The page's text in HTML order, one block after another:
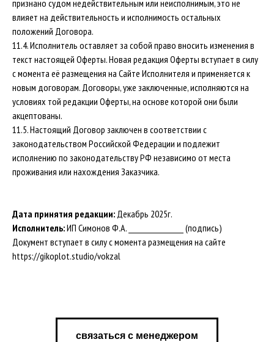
признано судом недействительным или неисполнимым, это не
влияет на действительность и исполнимость остальных
положений Договора.
11.4. Исполнитель оставляет за собой право вносить изменения в
текст настоящей Оферты. Новая редакция Оферты вступает в силу
с момента её размещения на Сайте Исполнителя и применяется к
новым договорам. Договоры, уже заключенные, исполняются на
условиях той редакции Оферты, на основе которой они были
акцептованы.
11.5. Настоящий Договор заключен в соответствии с
законодательством Российской Федерации и подлежит
исполнению по законодательству РФ независимо от места
проживания или нахождения Заказчика.
Дата принятия редакции: Декабрь 2025г.
Исполнитель:ИП Симонов Ф.А. __________________ (подпись)
Документ вступает в силу с момента размещения на сайте
https://gikoplot.studio/vokzal
связаться с менеджером